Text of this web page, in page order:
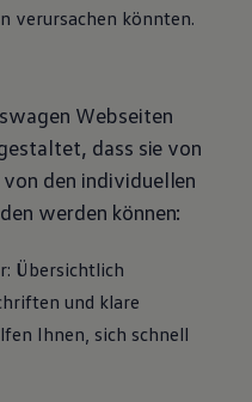
verursachen könnten.
Webseiten
dass sie von
den individuellen
werden können:
Übersichtlich
und klare
Ihnen, sich schnell